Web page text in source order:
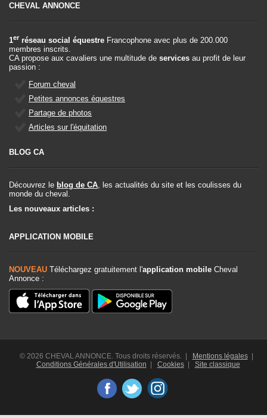
CHEVAL ANNONCE
1er réseau social équestre Francophone avec plus de 200.000
membres inscrits.
CA propose aux cavaliers une multitude de services au profit de leur
passion :
Forum cheval
Petites annonces équestres
Partage de photos
Articles sur l'équitation
BLOG CA
Découvrez le blog de CA, les actualités du site et les coulisses du
monde du cheval.
Les nouveaux articles :
APPLICATION MOBILE
NOUVEAU Téléchargez gratuitement l'application mobile Cheval
Annonce :
© 2026 CHEVAL ANNONCE. Tous droits réservés. | Mentions légales|
Conditions Générales d'Utilisation
Cookies| Site classique